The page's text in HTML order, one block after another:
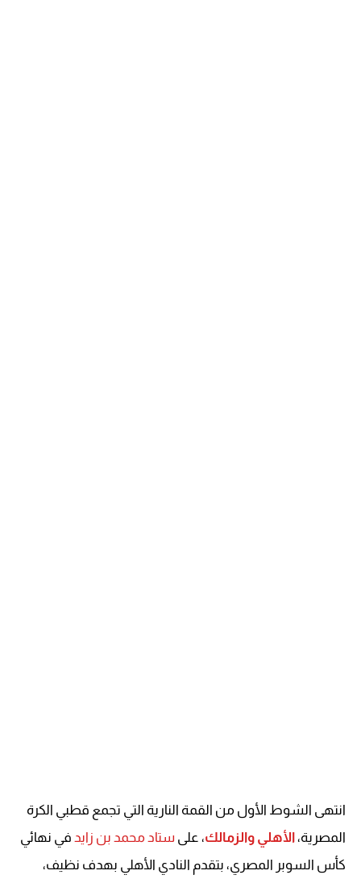
انتهى الشوط الأول من القمة النارية التي تجمع قطبي الكرة
المصرية،الأهلي والزمالك، على ستاد محمد بن زايدفي نهائي
كأس السوبر المصري، بتقدم النادي الأهلي بهدف نظيف،